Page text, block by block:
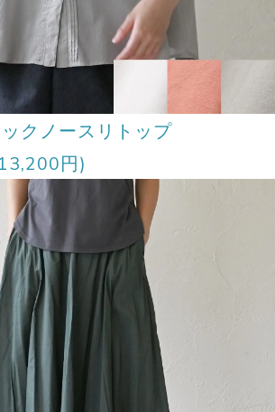
クノースリトップ
円)